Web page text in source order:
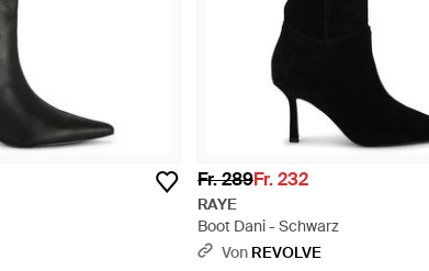
Fr. 289Fr. 232
RAYE
Boot Dani - Schwarz
Von REVOLVE